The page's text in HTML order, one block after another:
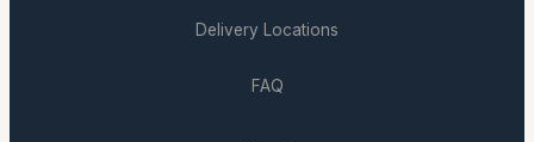
Delivery Locations
FAQ